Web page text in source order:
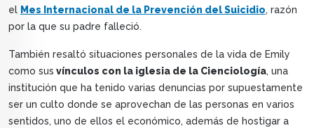
el Mes Internacional de la Prevención del Suicidio, razón
por la que su padre falleció.
También resaltó situaciones personales de la vida de Emily
como sus vínculos con la iglesia de la Cienciología, una
institución que ha tenido varias denuncias por supuestamente
ser un culto donde se aprovechan de las personas en varios
sentidos, uno de ellos el económico, además de hostigar a